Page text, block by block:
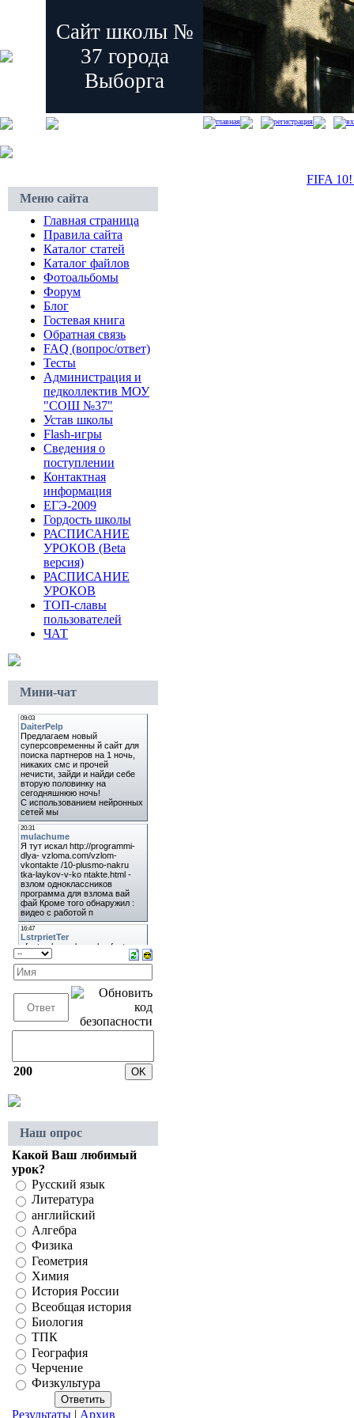
Сайт школы №
37 города
Выборга
главная регистрация
FIFA
Меню сайта
Главная страница
Правила сайта
Каталог статей
Каталог файлов
Фотоальбомы
Форум
Блог
Гостевая книга
Обратная связь
FAQ (вопрос/ответ)
Тесты
Администрация и
педколлектив МОУ
"СОШ №37"
Устав школы
Flash-игры
Сведения о
поступлении
Контактная
информация
ЕГЭ-2009
Гордость школы
РАСПИСАНИЕ
УРОКОВ (Beta
версия)
РАСПИСАНИЕ
УРОКОВ
ТОП-славы
пользователей
ЧАТ
Мини-чат
200
Наш опрос
Какой Ваш любимый
урок?
Русский язык
Литература
английский
Алгебра
Физика
Геометрия
Химия
История России
Всеобщая история
Биология
ТПК
География
Черчение
Физкультура
Результаты | Архив